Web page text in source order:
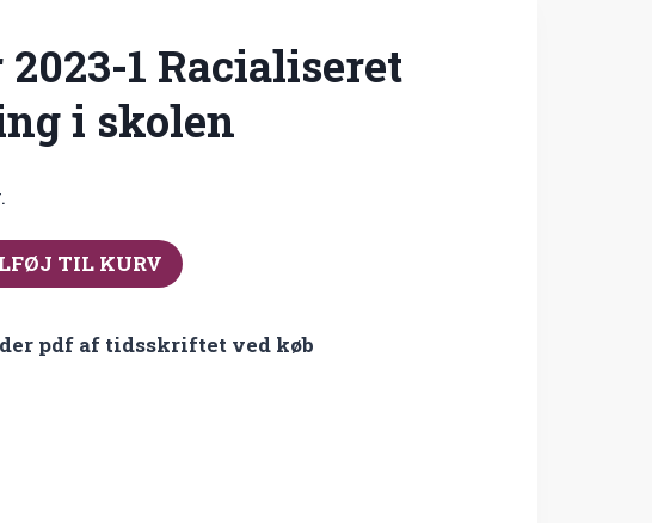
1 Racialiseret
i skolen
TIL KURV
pdf af tidsskriftet ved køb